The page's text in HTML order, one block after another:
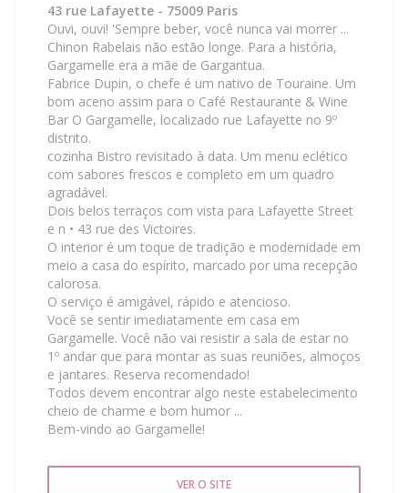
43 rue Lafayette - 75009 Paris
Ouvi, ouvi! 'Sempre beber, você nunca vai morrer ...
Chinon Rabelais não estão longe. Para a história,
Gargamelle era a mãe de Gargantua.
Fabrice Dupin, o chefe é um nativo de Touraine. Um
bom aceno assim para o Café Restaurante & Wine
Bar O Gargamelle, localizado rue Lafayette no 9º
distrito.
cozinha Bistro revisitado à data. Um menu eclético
com sabores frescos e completo em um quadro
agradável.
Dois belos terraços com vista para Lafayette Street
e n • 43 rue des Victoires.
O interior é um toque de tradição e modernidade em
meio a casa do espírito, marcado por uma recepção
calorosa.
O serviço é amigável, rápido e atencioso.
Você se sentir imediatamente em casa em
Gargamelle. Você não vai resistir a sala de estar no
1º andar que para montar as suas reuniões, almoços
e jantares. Reserva recomendado!
Todos devem encontrar algo neste estabelecimento
cheio de charme e bom humor ...
Bem-vindo ao Gargamelle!
VER O SITE